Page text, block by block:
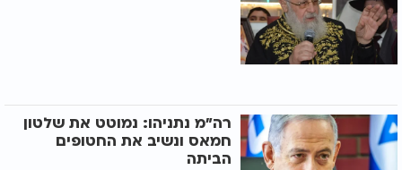
רה"מ נתניהו: נמוטט את שלטון
חמאס ונשיב את החטופים
הביתה